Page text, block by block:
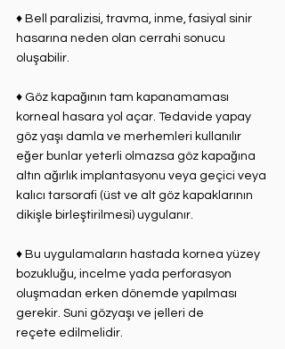
♦ Bell paralizisi, travma, inme, fasiyal sinir
hasarına neden olan cerrahi sonucu
oluşabilir. ⁣
♦ Göz kapağının tam kapanamaması
korneal hasara yol açar. Tedavide yapay
göz yaşı damla ve merhemleri kullanılır
eğer bunlar yeterli olmazsa göz kapağına
altın ağırlık implantasyonu veya geçici veya
kalıcı tarsorafi (üst ve alt göz kapaklarının
dikişle birleştirilmesi) uygulanır. ⁣
♦ Bu uygulamaların hastada kornea yüzey
bozukluğu, incelme yada perforasyon
oluşmadan erken dönemde yapılması
gerekir. Suni gözyaşı ve jelleri de
reçete edilmelidir.